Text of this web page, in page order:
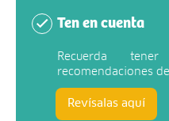
Ten en cuenta
Recuerda
recomendaciones
Revísalas aquí